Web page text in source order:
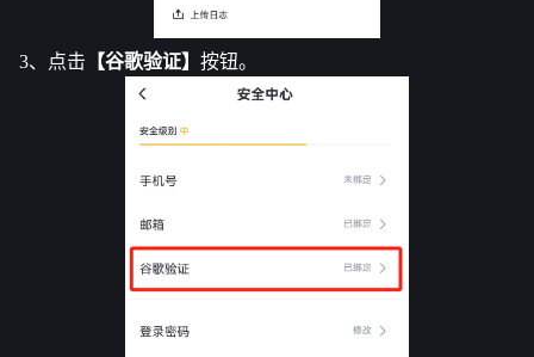
3、点击 【谷歌验证】 按钮。